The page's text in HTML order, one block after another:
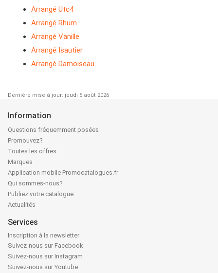
Arrangé Utc4
Arrangé Rhum
Arrangé Vanille
Arrangé Isautier
Arrangé Damoiseau
Dernière mise à jour: jeudi 6 août 2026
Information
Questions fréquemment posées
Promouvez?
Toutes les offres
Marques
Application mobile Promocatalogues.fr
Qui sommes-nous?
Publiez votre catalogue
Actualités
Services
Inscription à la newsletter
Suivez-nous sur Facebook
Suivez-nous sur Instagram
Suivez-nous sur Youtube